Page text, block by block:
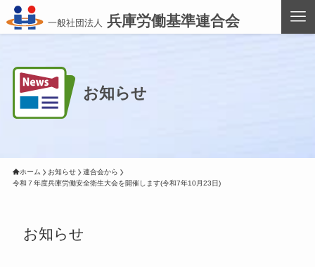
一般社団法人 兵庫労働基準連合会
お知らせ
ホーム お知らせ
連合会から
令和７年度兵庫労働安全衛生大会を開催します(令和7年10月23日)
お知らせ